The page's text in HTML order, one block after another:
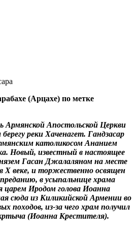
(Арцахе) по метке
Армянской Апостольской Церкви
реки Хаченагет. Гандзасар
католикосом Ананием
Новый, известный в настоящее
Гасан Джалаляном на месте
Х веке, и торжественно освящен
в усыпальнице храма
царем Иродом голова Иоанна
сюда из Киликийской Армении во
походов, из-за чего храм получил
(Иоанна Крестителя).